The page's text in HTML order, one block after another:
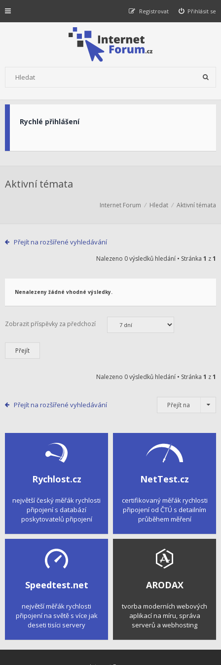
Přihlásit se
Registrovat
Rychlé přihlášení
Aktivní témata
Internet Forum Hledat Aktivní témata
Přejít na rozšířené vyhledávání
Nalezeno 0 výsledků hledání • Stránka 1 z1
Nenalezeny žádné vhodné výsledky.
Zobrazit příspěvky za předchozí
Nalezeno 0 výsledků hledání • Stránka 1 z1
Přejít na rozšířené vyhledávání Přejít na
Rychlost.cz
největší český měřák rychlosti
připojení s databází
poskytovatelů připojení
NetTest.cz
certifikovaný měřák rychlosti
připojení od ČTÚ s detailním
průběhem měření
Speedtest.net
největší měřák rychlosti
připojení na světě s více jak
deseti tisíci servery
ARODAX
tvorba moderních webových
aplikací na míru, správa
serverů a webhosting